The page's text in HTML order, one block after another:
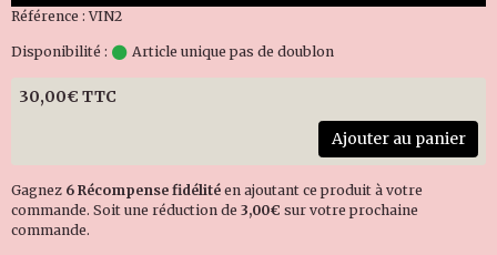
Référence : VIN2
Disponibilité : Article unique pas de doublon
30,00€ TTC
Ajouter au panier
Gagnez 6 Récompense fidélité en ajoutant ce produit à votre
commande. Soit une réduction de 3,00€ sur votre prochaine
commande.